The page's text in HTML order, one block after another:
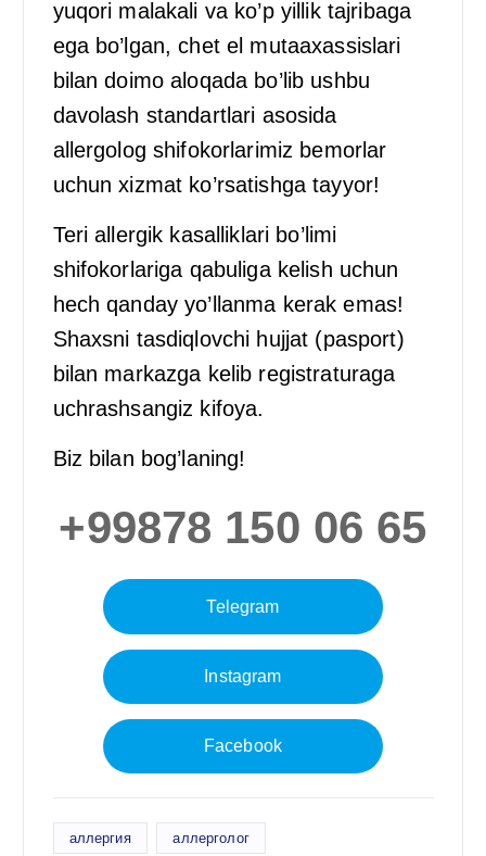
yuqori malakali va ko’p yillik tajribaga
ega bo’lgan, chet el mutaaxassislari
bilan doimo aloqada bo’lib ushbu
davolash standartlari asosida
allergolog shifokorlarimiz bemorlar
uchun xizmat ko’rsatishga tayyor!
Teri allergik kasalliklari bo’limi
shifokorlariga qabuliga kelish uchun
hech qanday yo’llanma kerak emas!
Shaxsni tasdiqlovchi hujjat (pasport)
bilan markazga kelib registraturaga
uchrashsangiz kifoya.
Biz bilan bog’laning!
+99878 150 06 65
Telegram
Instagram
Facebook
аллергия аллерголог